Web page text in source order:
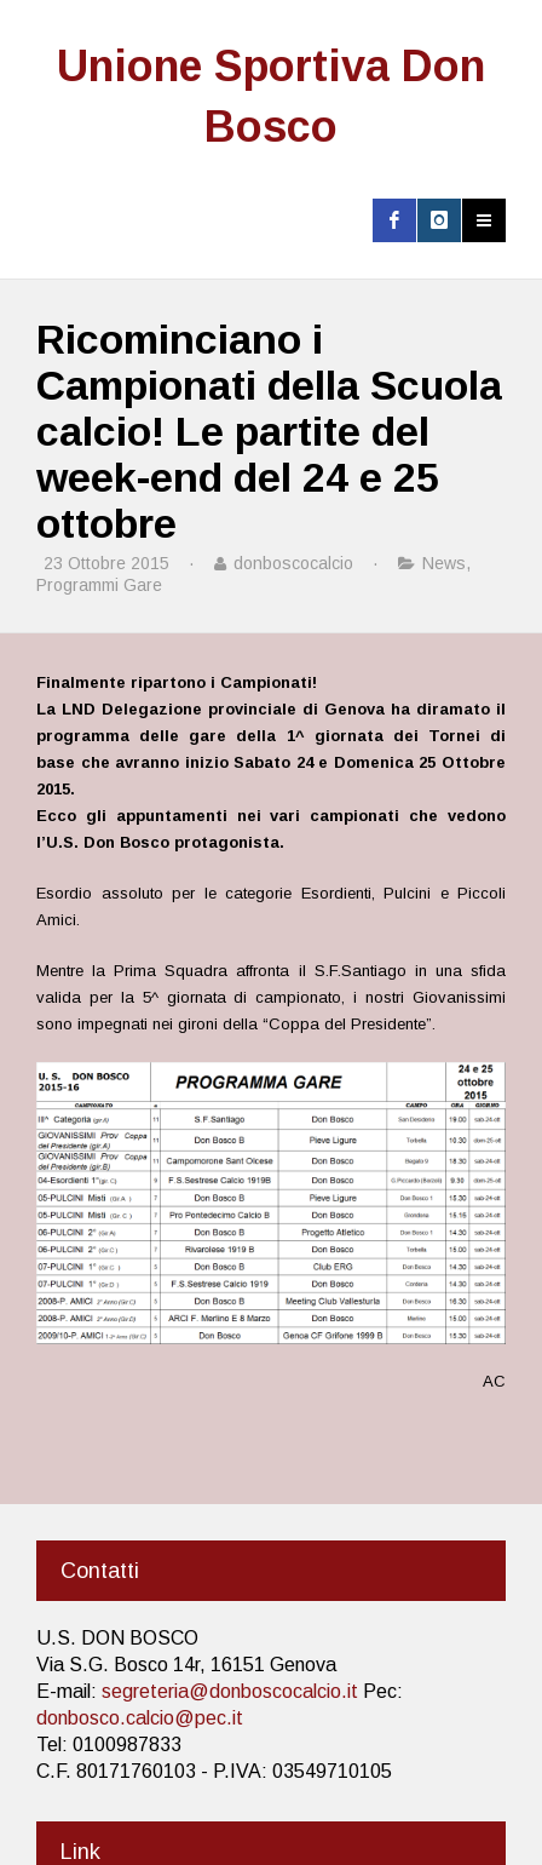
Unione Sportiva Don
Bosco
Ricominciano i
Campionati della Scuola
calcio! Le partite del
week-end del 24 e 25
ottobre
23 Ottobre 2015 · donboscocalcio · News,
Programmi Gare
Finalmente ripartono i Campionati!
La LND Delegazione provinciale di Genova ha diramato il
programma delle gare della 1^ giornata dei Tornei di
base che avranno inizio Sabato 24 e Domenica 25 Ottobre
2015.
Ecco gli appuntamenti nei vari campionati che vedono
l’U.S. Don Bosco protagonista.
Esordio assoluto per le categorie Esordienti, Pulcini e Piccoli
Amici.
Mentre la Prima Squadra affronta il S.F.Santiago in una sfida
valida per la 5^ giornata di campionato, i nostri Giovanissimi
sono impegnati nei gironi della “Coppa del Presidente”.
AC
Contatti
U.S. DON BOSCO
Via S.G. Bosco 14r, 16151 Genova
E-mail: segreteria@donboscocalcio.it Pec:
donbosco.calcio@pec.it
Tel: 0100987833
C.F. 80171760103 - P.IVA: 03549710105
Link